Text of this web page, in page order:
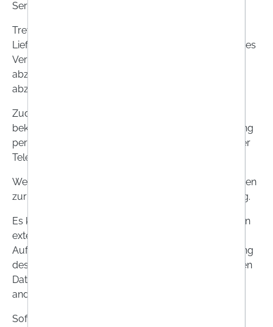
Serviceleistung.
Treten Sie mit uns in ein Kontakt- oder
Lieferantenverhältnis, nutzen wir Ihre Daten, um dieses
Verhältnis zu begründen und zu erfüllen bzw.
abzuwickeln und ggf. – soweit einschlägig –
abzurechnen.
Zudem nutzen wir möglicherweise uns rechtmäßig
bekannt gewordene Daten zum Zwecke der Werbung
per Post und zudem per E-Mail (z.B. Newsletter) oder
Telefon, sofern Sie hierzu eingewilligt haben.
Wenn Sie sich bei uns bewerben, nutzen wir Ihre Daten
zur Prüfung und Entscheidung über Ihre Bewerbung.
Es kann auch erforderlich sein, dass wir Ihre Daten an
externe Dienstleister im Rahmen einer
Auftragsverarbeitung oder an Dritte, z.B. zur Erfüllung
des Vertrages, weitergeben. Ihre personenbezogenen
Daten werden wir weder an Dritte verkaufen noch
anderweitig vermarkten.
Sofern Sie in die Verwendung bestimmter Dienste